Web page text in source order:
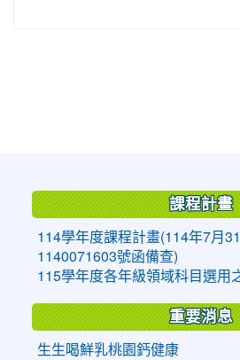
課程計畫
114學年度課程計畫(114年7月
1140071603號函備查)
115學年度各年級領域科目選用
重要消息
生生喝鮮乳桃園鈣健康